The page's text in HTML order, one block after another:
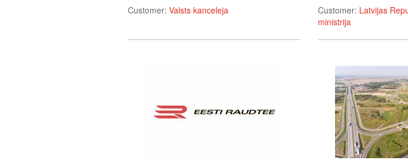
Customer: Valsts kanceleja Customer: Latvijas
ministrija